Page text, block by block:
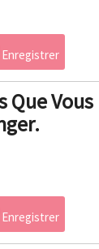
Enregistrer
Que Vous
Enregistrer